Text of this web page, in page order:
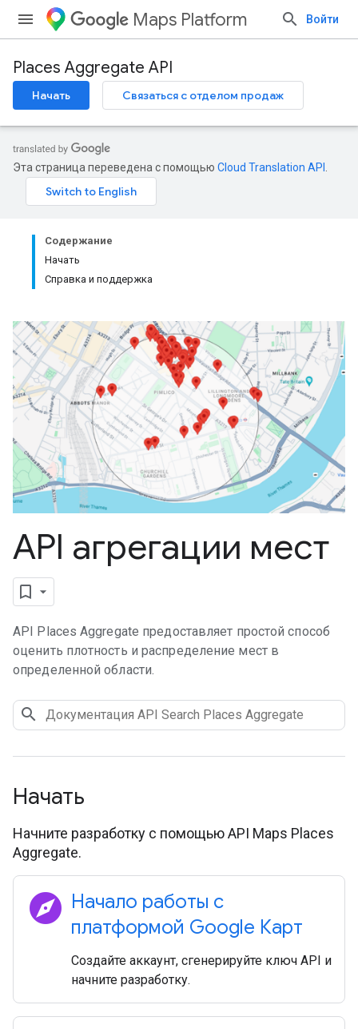
Maps Platform Войти
Places Aggregate API
Начать Связаться с отделом продаж
Эта страница переведена с помощью Cloud Translation API
Содержание
Начать
Справка и поддержка
API агрегации мест
API Places Aggregate предоставляет простой способ
оценить плотность и распределение мест в
определенной области.
Начать
Начните разработку с помощью API Maps Places
Aggregate.
explore Начало работы с
платформой Google Карт
Создайте аккаунт, сгенерируйте ключ API и
начните разработку.